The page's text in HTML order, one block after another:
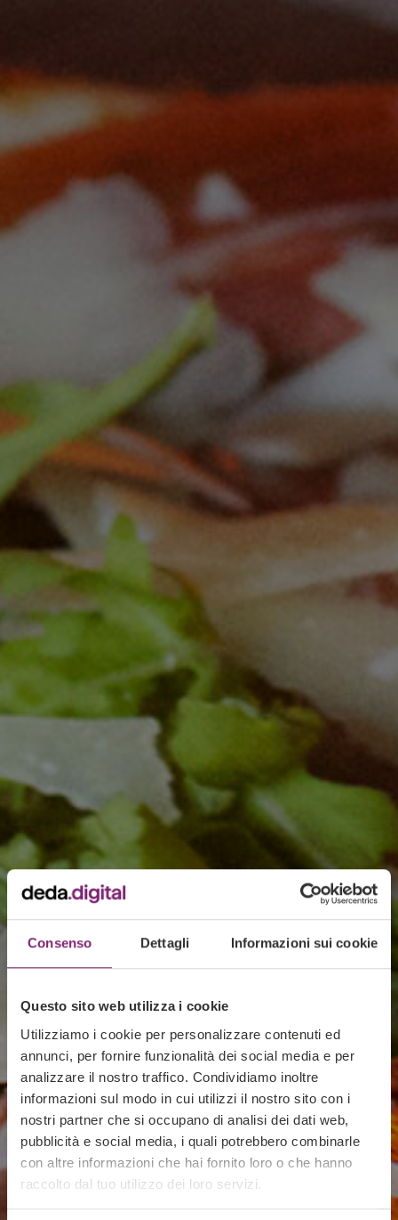
Consenso Dettagli Informazioni sui cookie
Questo sito web utilizza i cookie
Utilizziamo i cookie per personalizzare contenuti ed
annunci, per fornire funzionalità dei social media e per
analizzare il nostro traffico. Condividiamo inoltre
informazioni sul modo in cui utilizzi il nostro sito con i
nostri partner che si occupano di analisi dei dati web,
pubblicità e social media, i quali potrebbero combinarle
con altre informazioni che hai fornito loro o che hanno
raccolto dal tuo utilizzo dei loro servizi.